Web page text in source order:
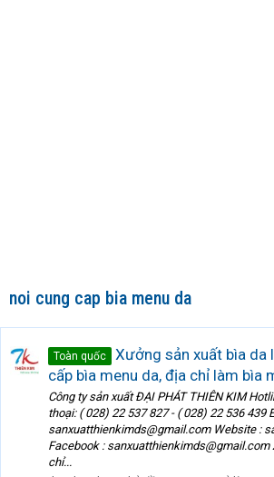
noi cung cap bia menu da
Toàn quốc
Xưởng sản xuất bìa da
cấp bìa menu da, địa chỉ làm bìa
Công ty sản xuất ĐẠI PHÁT THIÊN KIM
thoại: ( 028) 22 537 827 - ( 028) 22 536 439
sanxuatthienkimds@gmail.com Website :
Facebook : sanxuatthienkimds@gmail.com
chỉ...